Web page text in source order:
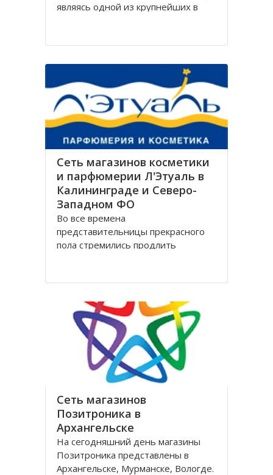
являясь одной из крупнейших в
только с лучшей стороны.
широко разветвлённую сеть
филиалов, которая охватывает
Сеть магазинов косметики
и парфюмерии Л'Этуаль в
Калининграде и Северо-
Западном ФО
Во все времена
представительницы прекрасного
пола стремились продлить
Женщины прилагали массу усилий
для достижения цели. Но это уже в
прошлом! Сегодня, благодаря
колоссальным достижениям в
области косметологии, ухаживать
за лицом и телом стало
Сеть магазинов
Позитроника в
Архангельске
На сегодняшний день магазины
Позитроника представлены в
Архангельске, Мурманске, Вологде.